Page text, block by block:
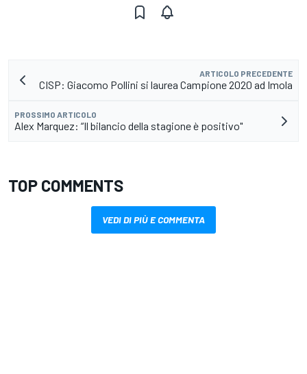
ARTICOLO PRECEDENTE
CISP: Giacomo Pollini si laurea Campione 2020 ad Imola
PROSSIMO ARTICOLO
Alex Marquez: “Il bilancio della stagione è positivo"
TOP COMMENTS
VEDI DI PIÙ E COMMENTA